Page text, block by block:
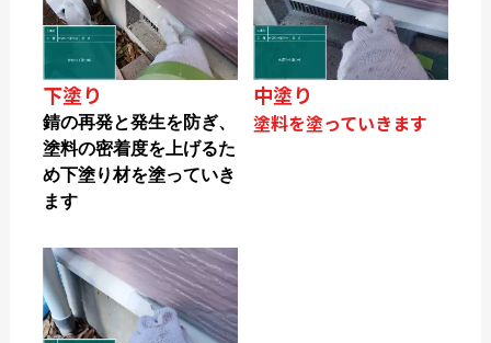
下塗り
錆の再発と発生を防ぎ、
塗料の密着度を上げるた
め下塗り材を塗っていき
ます
中塗り
塗料を塗っていきます